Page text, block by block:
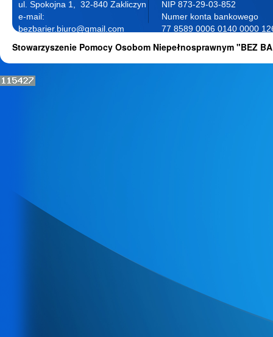
ul. Spokojna 1, 32-840 Zakliczyn
e-mail:
bezbarier.biuro@gmail.com
NIP 873-29-03-852
Numer konta bankowego
77 8589 0006 0140 0000
Stowarzyszenie Pomocy Osobom Niepełnosprawnym "BEZ